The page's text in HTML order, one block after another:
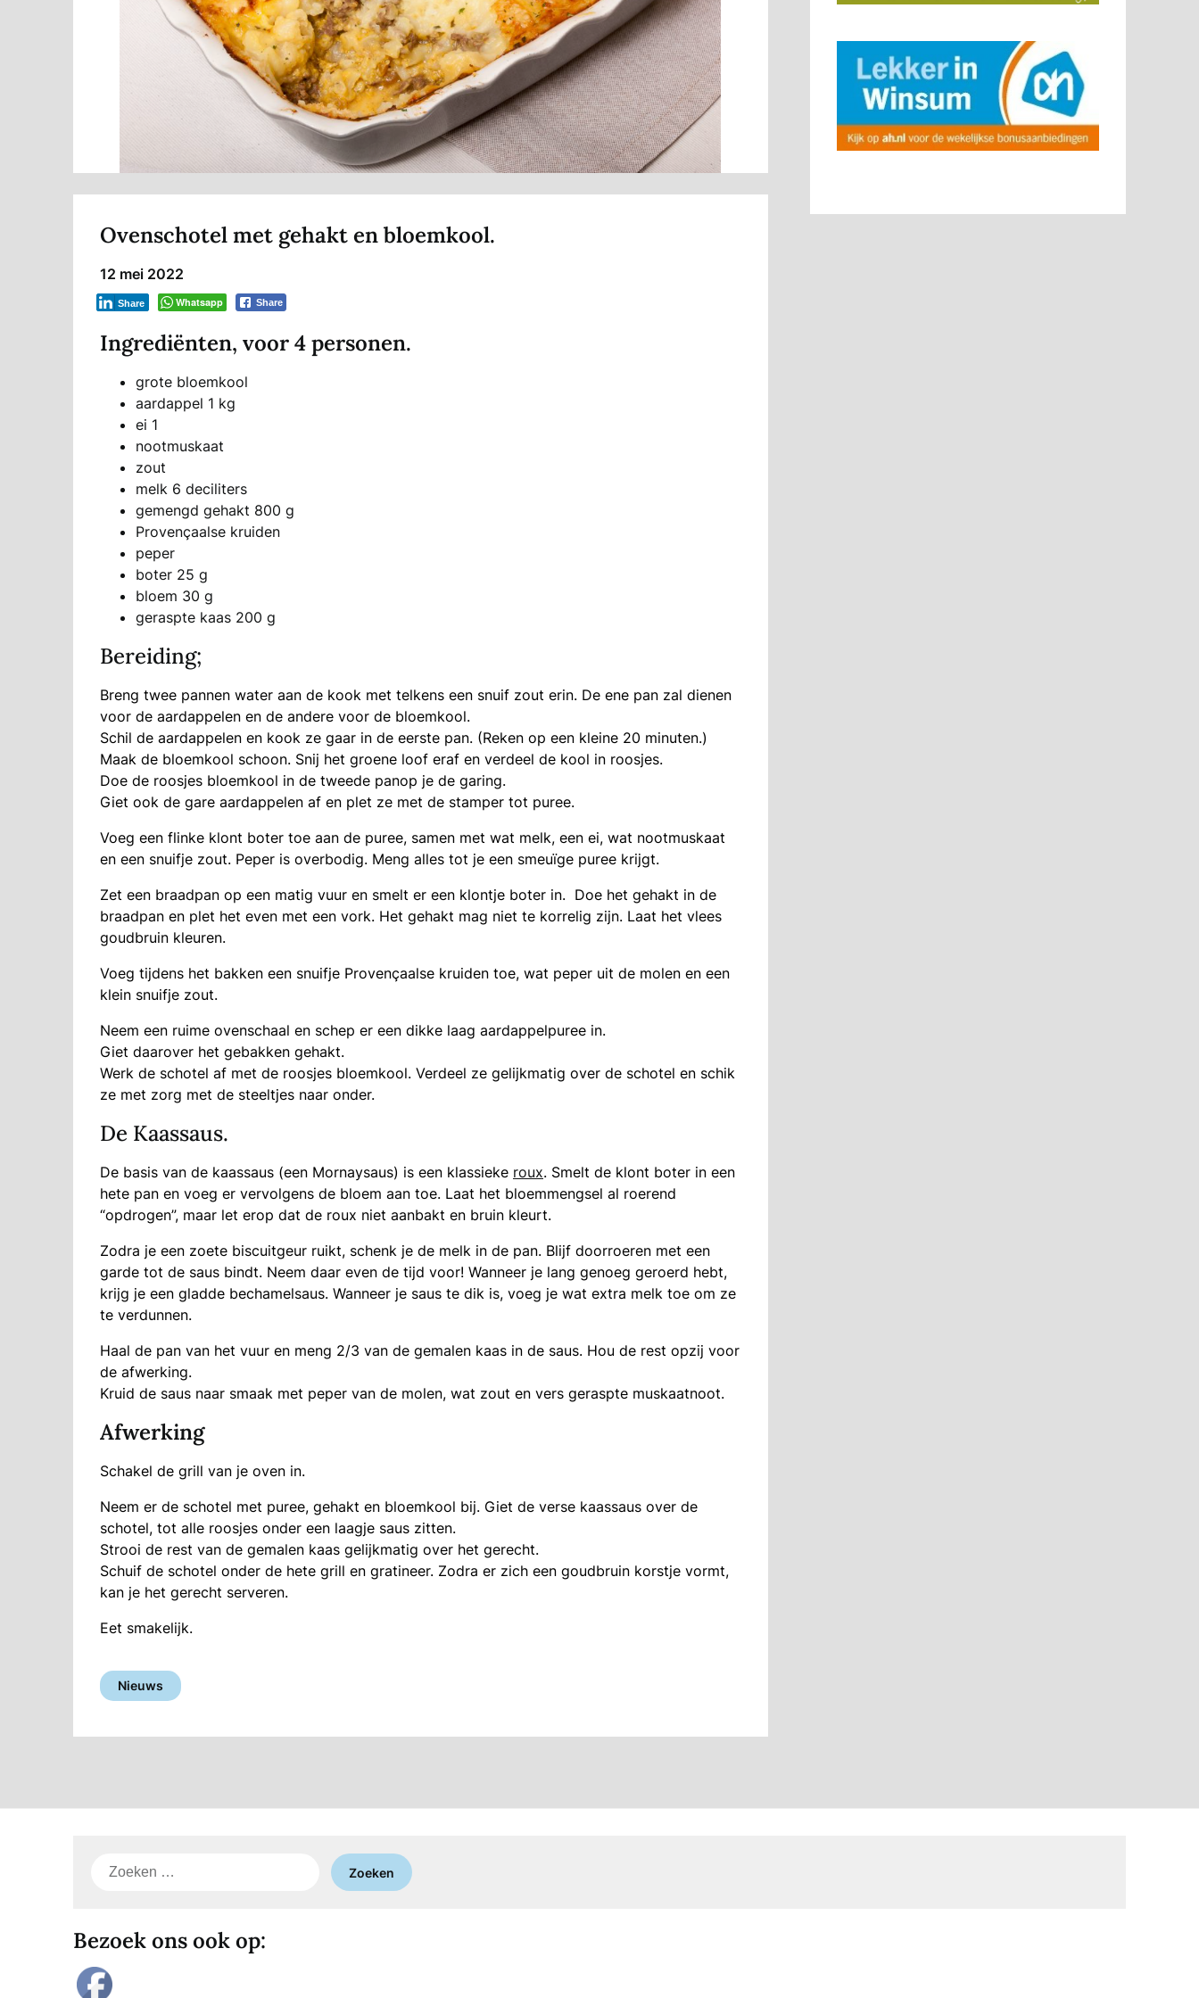
Ovenschotel met gehakt en bloemkool.
12 mei 2022
Whatsapp Share
Share
Ingrediënten, voor 4 personen.
grote bloemkool
aardappel 1 kg
ei 1
nootmuskaat
zout
melk 6 deciliters
gemengd gehakt 800 g
Provençaalse kruiden
peper
boter 25 g
bloem 30 g
geraspte kaas 200 g
Bereiding;
Breng twee pannen water aan de kook met telkens een snuif zout erin. De ene pan zal dienen
voor de aardappelen en de andere voor de bloemkool.
Schil de aardappelen en kook ze gaar in de eerste pan. (Reken op een kleine 20 minuten.)
Maak de bloemkool schoon. Snij het groene loof eraf en verdeel de kool in roosjes.
Doe de roosjes bloemkool in de tweede panop je de garing.
Giet ook de gare aardappelen af en plet ze met de stamper tot puree.
Voeg een flinke klont boter toe aan de puree, samen met wat melk, een ei, wat nootmuskaat
en een snuifje zout. Peper is overbodig. Meng alles tot je een smeuïge puree krijgt.
Zet een braadpan op een matig vuur en smelt er een klontje boter in. Doe het gehakt in de
braadpan en plet het even met een vork. Het gehakt mag niet te korrelig zijn. Laat het vlees
goudbruin kleuren.
Voeg tijdens het bakken een snuifje Provençaalse kruiden toe, wat peper uit de molen en een
klein snuifje zout.
Neem een ruime ovenschaal en schep er een dikke laag aardappelpuree in.
Giet daarover het gebakken gehakt.
Werk de schotel af met de roosjes bloemkool. Verdeel ze gelijkmatig over de schotel en schik
ze met zorg met de steeltjes naar onder.
De Kaassaus.
De basis van de kaassaus (een Mornaysaus) is een klassieke roux. Smelt de klont boter in een
hete pan en voeg er vervolgens de bloem aan toe. Laat het bloemmengsel al roerend
“opdrogen”, maar let erop dat de roux niet aanbakt en bruin kleurt.
Zodra je een zoete biscuitgeur ruikt, schenk je de melk in de pan. Blijf doorroeren met een
garde tot de saus bindt. Neem daar even de tijd voor! Wanneer je lang genoeg geroerd hebt,
krijg je een gladde bechamelsaus. Wanneer je saus te dik is, voeg je wat extra melk toe om ze
te verdunnen.
Haal de pan van het vuur en meng 2/3 van de gemalen kaas in de saus. Hou de rest opzij voor
de afwerking.
Kruid de saus naar smaak met peper van de molen, wat zout en vers geraspte muskaatnoot.
Afwerking
Schakel de grill van je oven in.
Neem er de schotel met puree, gehakt en bloemkool bij. Giet de verse kaassaus over de
schotel, tot alle roosjes onder een laagje saus zitten.
Strooi de rest van de gemalen kaas gelijkmatig over het gerecht.
Schuif de schotel onder de hete grill en gratineer. Zodra er zich een goudbruin korstje vormt,
kan je het gerecht serveren.
Eet smakelijk.
Nieuws
Zoeken
Bezoek ons ook op: